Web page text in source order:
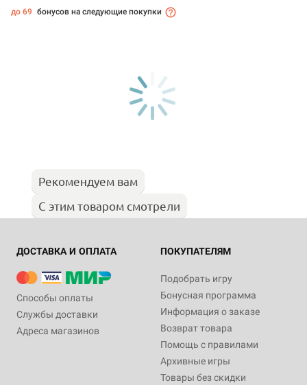
до 69 бонусов на следующие покупки
Рекомендуем вам
С этим товаром смотрели
ДОСТАВКА И ОПЛАТА
Способы оплаты
Службы доставки
Адреса магазинов
ПОКУПАТЕЛЯМ
Подобрать игру
Бонусная программа
Информация о заказе
Возврат товара
Помощь с правилами
Архивные игры
Товары без скидки